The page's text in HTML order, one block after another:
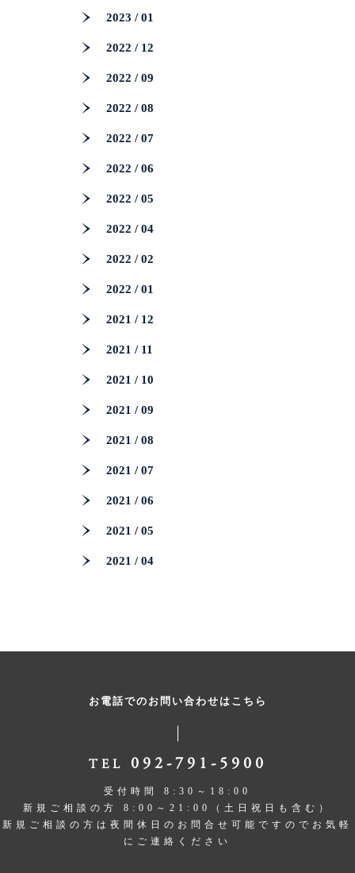
2023 / 01
2022 / 12
2022 / 09
2022 / 08
2022 / 07
2022 / 06
2022 / 05
2022 / 04
2022 / 02
2022 / 01
2021 / 12
2021 / 11
2021 / 10
2021 / 09
2021 / 08
2021 / 07
2021 / 06
2021 / 05
2021 / 04
お電話でのお問い合わせはこちら
TEL 092-791-5900
受付時間 8:30～18:00
新規ご相談の方 8:00～21:00（土日祝日も含む）
新規ご相談の方は夜間休日のお問合せ可能ですのでお気軽
にご連絡ください